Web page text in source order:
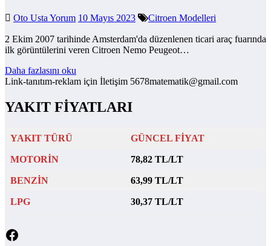
Oto Usta Yorum 10 Mayıs 2023 Citroen Modelleri
2 Ekim 2007 tarihinde Amsterdam'da düzenlenen ticari araç fuarında
ilk görüntülerini veren Citroen Nemo Peugeot…
Daha fazlasını oku
Link-tanıtım-reklam için İletişim 5678matematik@gmail.com
YAKIT FİYATLARI
YAKIT TÜRÜ GÜNCEL FİYAT
MOTORİN 78,82 TL/LT
BENZİN 63,99 TL/LT
LPG 30,37 TL/LT
Facebook